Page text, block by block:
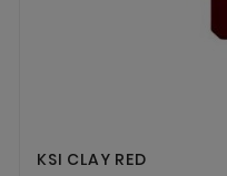
KSI CLAY RED